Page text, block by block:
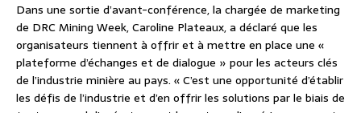
Dans une sortie d’avant-conférence, la chargée de marketing
de DRC Mining Week, Caroline Plateaux, a déclaré que les
organisateurs tiennent à offrir et à mettre en place une «
plateforme d’échanges et de dialogue » pour les acteurs clés
de l’industrie minière au pays. « C’est une opportunité d’établir
les défis de l’industrie et d’en offrir les solutions par le biais de